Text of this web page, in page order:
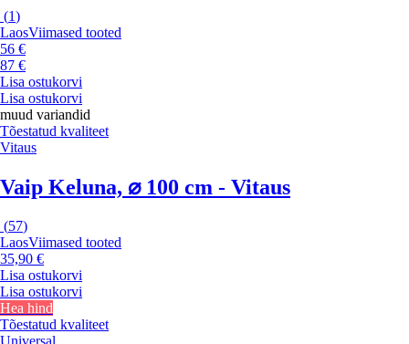
(1)
LaosViimased tooted
56 €
87 €
Lisa ostukorvi
Lisa ostukorvi
muud variandid
Tõestatud kvaliteet
Vitaus
Vaip Keluna, ⌀ 100 cm - Vitaus
(57)
LaosViimased tooted
35,90 €
Lisa ostukorvi
Lisa ostukorvi
Hea hind
Tõestatud kvaliteet
Universal